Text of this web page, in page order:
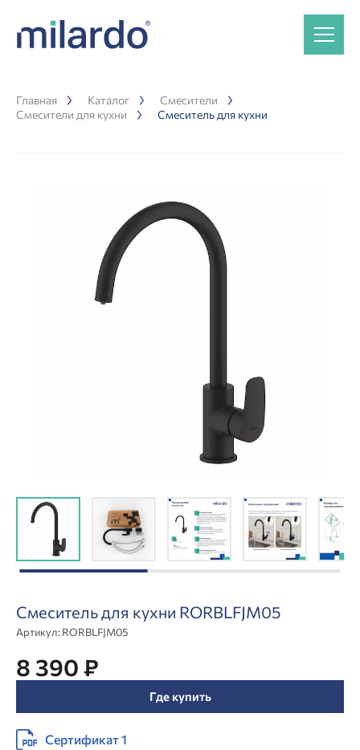
Главная Каталог
Смесители
Смесители для кухни
Смеситель для кухни
Смеситель для кухни RORBLFJM05
Артикул:RORBLFJM05
8 390 ₽
Где купить
Сертификат 1